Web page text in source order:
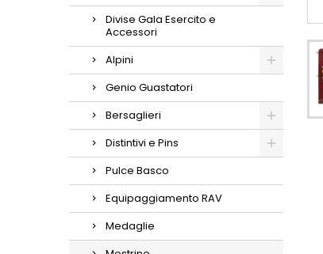
Divise Gala Esercito e
Accessori
Alpini
Genio Guastatori
Bersaglieri
Distintivi e Pins
Pulce Basco
Equipaggiamento RAV
Medaglie